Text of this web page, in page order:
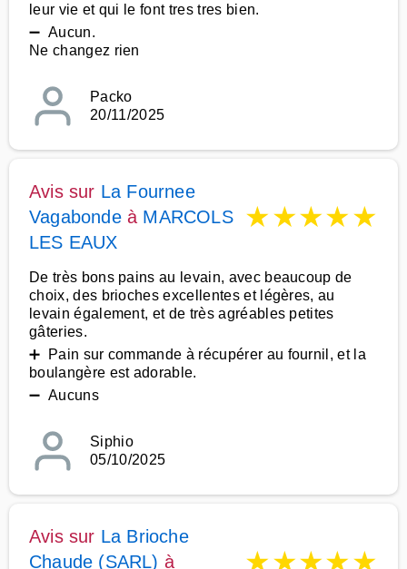
leur vie et qui le font tres tres bien.
➖ Aucun.
Ne changez rien
Packo
20/11/2025
Avis sur La Fournee
Vagabondeà MARCOLS
LES EAUX
★★★★★
De très bons pains au levain, avec beaucoup de
choix, des brioches excellentes et légères, au
levain également, et de très agréables petites
gâteries.
➕ Pain sur commande à récupérer au fournil, et la
boulangère est adorable.
➖ Aucuns
Siphio
05/10/2025
Avis sur La Brioche
Chaude (SARL) à ★★★★★